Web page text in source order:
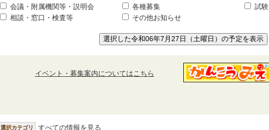
会議・附属機関等・説明会
各種募集
試験
相談・窓口・検査等
その他お知らせ
選択した令和06年7月27日（土曜日）の予定を表示
イベント・募集案内についてはこちら
選択カテゴリ すべての情報を見る